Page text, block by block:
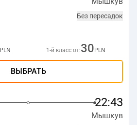
Без пересадок
PLN 1-й класс от:30 PLN
ВЫБРАТЬ
22:43
Мышкув